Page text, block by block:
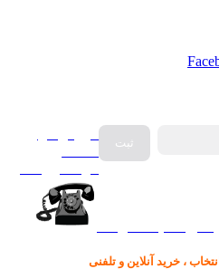
فروش انواع
، خرید آنلاین و تلفنی